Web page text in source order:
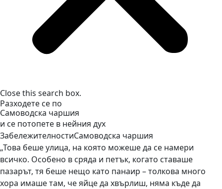
Close this search box.
Разходете се по
Самоводска чаршия
и се потопете в нейния дух
ЗабележителностиСамоводска чаршия
„Това беше улица, на която можеше да се намери
всичко. Особено в сряда и петък, когато ставаше
пазарът, тя беше нещо като панаир – толкова много
хора имаше там, че яйце да хвърлиш, няма къде да